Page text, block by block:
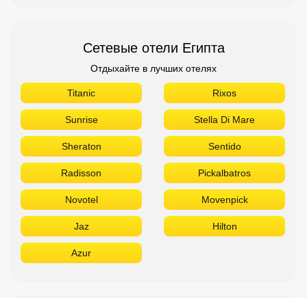
Сетевые отели Египта
Отдыхайте в лучших отелях
Titanic Rixos
Sunrise Stella Di Mare
Sheraton Sentido
Radisson Pickalbatros
Novotel Movenpick
Jaz Hilton
Azur